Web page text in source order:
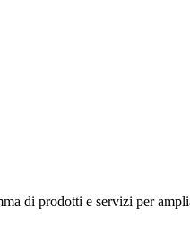
di prodotti e servizi per